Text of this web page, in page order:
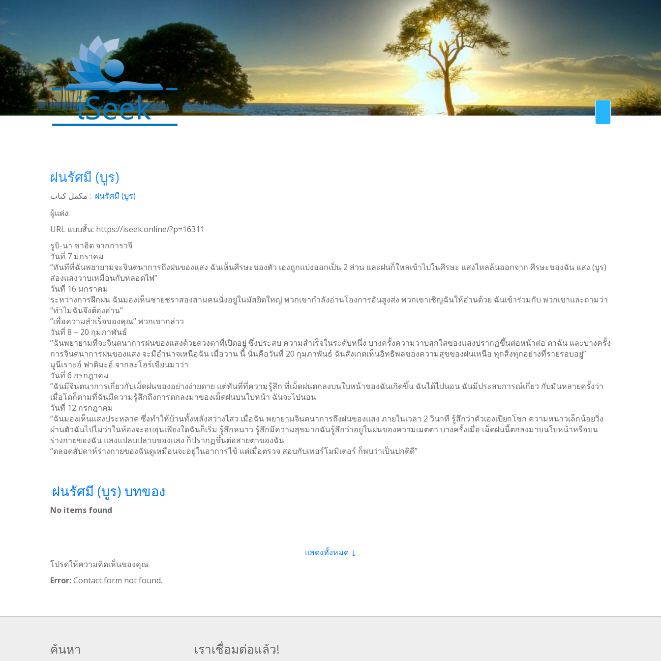
ฝนรัศมี (บูร)
مکمل کتاب : ฝนรัศมี (บูร)
ผู้แต่ง:
URL แบบสั้น: https://iseek.online/?p=16311
รูบิ-นา ชาอิด จากการาจี
วันที่ 7 มกราคม
“ทันทีที่ฉันพยายามจะจินตนาการถึงฝนของแสง ฉันเห็นศีรษะของตัว เองถูกแบ่งออกเป็น 2 ส่วน และฝนก็ใหลเข้าไปในศีรษะ แสงไหลล้นออกจาก ศีรษะของฉัน แสง (บูร)
ส่องแสงวาบเหมือนกับหลอดไฟ”
วันที่ 16 มกราคม
ระหว่างการฝึกฝน ฉันมองเห็นชายชราสองสามคนนั่งอยู่ในมัสยิดใหญ่ พวกเขากำลังอ่านโองการอันสูงส่ง พวกเขาเชิญฉันให้อ่านด้วย ฉันเข้าร่วมกับ พวกเขาและถามว่า
“ทำไมฉันจึงต้องอ่าน”
“เพื่อความสำเร็จของคุณ” พวกเขากล่าว
วันที่ 8 – 20 กุมภาพันธ์
“ฉันพยายามที่จะจินตนาการฝนของแสงด้วยดวงตาที่เปิดอยู่ ซึ่งประสบ ความสำเร็จในระดับหนึ่ง บางครั้งความวาบสุกใสของแสงปรากฏขึ้นต่อหน้าต่อ ตาฉัน และบางครั้ง
การจินตนาการฝนของแสง จะมีอำนาจเหนือฉัน เมื่อวาน นี้ นั่นคือวันที่ 20 กุมภาพันธ์ ฉันสังเกตเห็นอิทธิพลของความสุขของฝนเหนือ ทุกสิ่งทุกอย่างที่รายรอบอยู่”
มูนีเราะอ์ ฟาติมะอ์ จากละโฮร์เขียนมาว่า
วันที่ 6 กรกฎาคม
“ฉันมีจินตนาการเกี่ยวกับเม็ดฝนของอย่างง่ายดาย แต่ทันที่ที่ความรู้สึก ที่เม็ดฝนตกลงบนใบหน้าของฉันเกิดขึ้น ฉันได้ไปนอน ฉันมีประสบการณ์เกี่ยว กับมันหลายครั้งว่า
เมื่อโดก็ตามที่ฉันมีความรู้สึกถึงการตกลงมาของเม็ดฝนบนใบหน้า ฉันจะไปนอน
วันที่ 12 กรกฎาคม
“ฉันมองเห็นแสงประหลาด ซึ่งทำให้บ้านทั้งหลังสว่างไสว เมื่อฉัน พยายามจินตนาการถึงฝนของแสง ภายในเวลา 2 วินาที รู้สึกว่าตัวเองเปียกโชก ความหนาวเล็กน้อยวิ่ง
ผ่านตัวฉันไปไม่ว่าในห้องจะอบอุ่นเพียงใดฉันก็เริ่ม รู้สึกหนาว รู้สึกมีความสุขมากฉันรู้สึกว่าอยู่ในฝนของความเมตตา บางครั้งเมื่อ เม็ดฝนนี้ตกลงมาบนใบหน้าหรือบน
ร่างกายของฉัน แสงแปลบปลาบของแสง ก็ปรากฏขึ้นต่อสายตาของฉัน
“ตลอดสัปดาห์ร่างกายของฉันดูเหมือนจะอยู่ในอาการไข้ แต่เมื่อตรวจ สอบกับเทอร์โมมิเตอร์ ก็พบว่าเป็นปกติดี”
ฝนรัศมี (บูร) บทของ
No items found
แสดงทั้งหมด ↓
โปรดให้ความคิดเห็นของคุณ
Error:Contact form not found.
ค้นหา เราเชื่อมต่อแล้ว!
Facebook
WhatsApp